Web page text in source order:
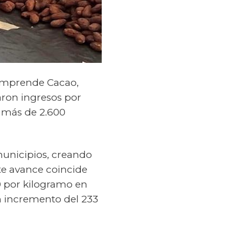
Cacao,
ingresos por
de 2.600
creando
avance coincide
por kilogramo en
incremento del 233